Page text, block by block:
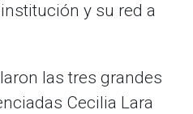
y su red a
las tres grandes
Cecilia Lara